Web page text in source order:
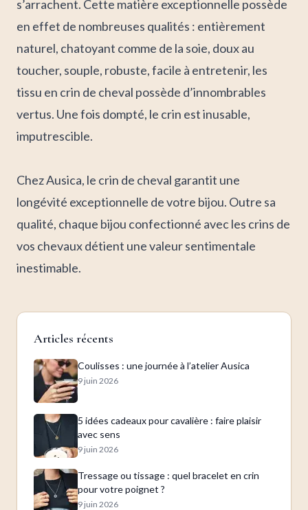
s’arrachent. Cette matière exceptionnelle possède
en effet de nombreuses qualités : entièrement
naturel, chatoyant comme de la soie, doux au
toucher, souple, robuste, facile à entretenir, les
tissu en crin de cheval possède d’innombrables
vertus. Une fois dompté, le crin est inusable,
imputrescible.
Chez Ausica, le crin de cheval garantit une
longévité exceptionnelle de votre bijou. Outre sa
qualité, chaque bijou confectionné avec les crins de
vos chevaux détient une valeur sentimentale
inestimable.
Articles récents
Coulisses : une journée à l’atelier Ausica
9 juin 2026
5 idées cadeaux pour cavalière : faire plaisir
avec sens
9 juin 2026
Tressage ou tissage : quel bracelet en crin
pour votre poignet ?
9 juin 2026